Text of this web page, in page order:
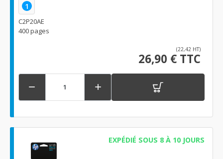
1
C2P20AE
400 pages
(22,42 HT)
26,90 € TTC
 
EXPÉDIÉ SOUS 8 À 10 JOURS